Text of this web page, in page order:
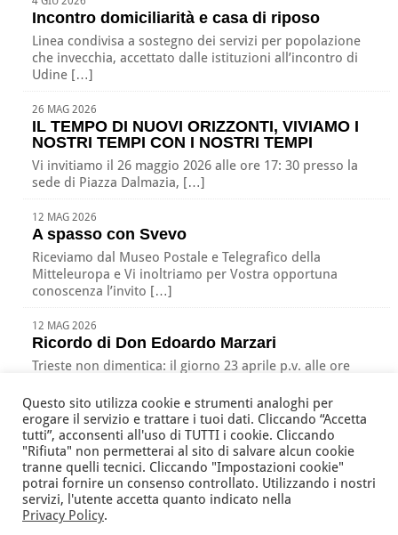
Incontro domiciliarità e casa di riposo
Linea condivisa a sostegno dei servizi per popolazione
che invecchia, accettato dalle istituzioni all’incontro di
Udine […]
26 MAG 2026
IL TEMPO DI NUOVI ORIZZONTI, VIVIAMO I
NOSTRI TEMPI CON I NOSTRI TEMPI
Vi invitiamo il 26 maggio 2026 alle ore 17: 30 presso la
sede di Piazza Dalmazia, […]
12 MAG 2026
A spasso con Svevo
Riceviamo dal Museo Postale e Telegrafico della
Mitteleuropa e Vi inoltriamo per Vostra opportuna
conoscenza l’invito […]
12 MAG 2026
Ricordo di Don Edoardo Marzari
Trieste non dimentica: il giorno 23 aprile p.v. alle ore
Associazione Nazionale Tutte le Età Attive per la Solidarietà
della Regione Friuli Venezia Giulia ODV
via Battistig, 60 -33100Udine Tel/Fax +39 0432 246432
anteas@volontariato.fvg.it
Questo sito utilizza cookie e strumenti analoghi per
erogare il servizio e trattare i tuoi dati. Cliccando “Accetta
tutti”, acconsenti all'uso di TUTTI i cookie. Cliccando
"Rifiuta" non permetterai al sito di salvare alcun cookie
tranne quelli tecnici. Cliccando "Impostazioni cookie"
potrai fornire un consenso controllato. Utilizzando i nostri
servizi, l'utente accetta quanto indicato nella
Privacy Policy.